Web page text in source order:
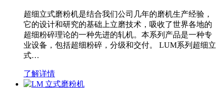
超细立式磨粉机是结合我们公司几年的磨机生产经验，
它的设计和研究的基础上立磨技术，吸收了世界各地的
超细粉碎理论的一种先进的轧机。本系列产品是一种专
业设备，包括超细粉碎，分级和交付。 LUM系列超细立
式…
了解详情